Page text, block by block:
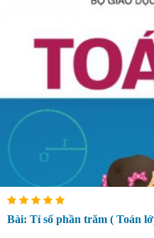
Bài: Tỉ số phần trăm ( Toán